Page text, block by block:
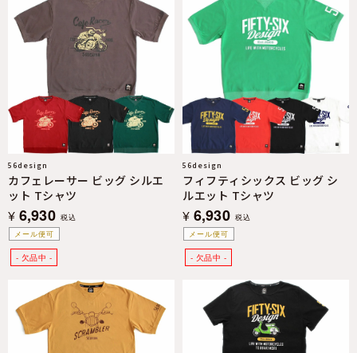
メール便可
56design
カフェレーサー ビッグ シルエ
ット Tシャツ
¥ 6,930 税込
メール便可
56design
フィフティシックス ビッグ シ
ルエット Tシャツ
¥ 6,930 税込